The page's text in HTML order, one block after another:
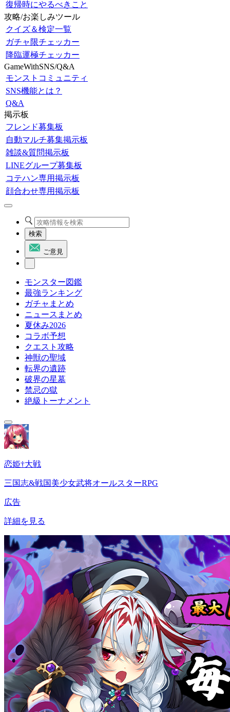
復帰時にやるべきこと
攻略/お楽しみツール
クイズ＆検定一覧
ガチャ限チェッカー
降臨運極チェッカー
GameWithSNS/Q&A
モンストコミュニティ
SNS機能とは？
Q&A
掲示板
フレンド募集板
自動マルチ募集掲示板
雑談&質問掲示板
LINEグループ募集板
コテハン専用掲示板
顔合わせ専用掲示板
検索
ご意見
モンスター図鑑
最強ランキング
ガチャまとめ
ニュースまとめ
夏休み2026
コラボ予想
クエスト攻略
神獣の聖域
転界の遺跡
破界の星墓
禁忌の獄
絶級トーナメント
恋姫†大戦
三国志&戦国美少女武将オールスターRPG
広告
詳細を見る